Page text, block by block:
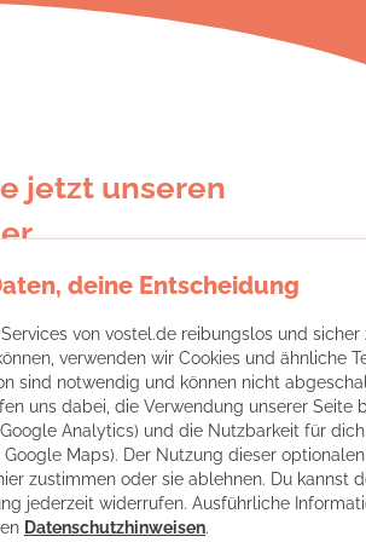
jetzt unseren
deine Entscheidung
von vostel.de reibungslos und sicher
verwenden wir Cookies und ähnliche
sind notwendig und können nicht
uns dabei, die Verwendung unserer Seite
Analytics) und die Nutzbarkeit für
Google Maps). Der Nutzung dieser
zustimmen oder sie ablehnen. Du kannst
jederzeit widerrufen. Ausführliche
Datenschutzhinweisen.